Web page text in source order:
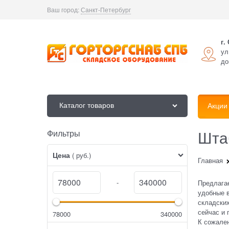
Ваш город:Санкт-Петербург
г.
Каталог товаров
Фильтры
Цена ( руб.)
-
78000 340000
Найдено товаров:
Главная
удобные
сейчас и
К